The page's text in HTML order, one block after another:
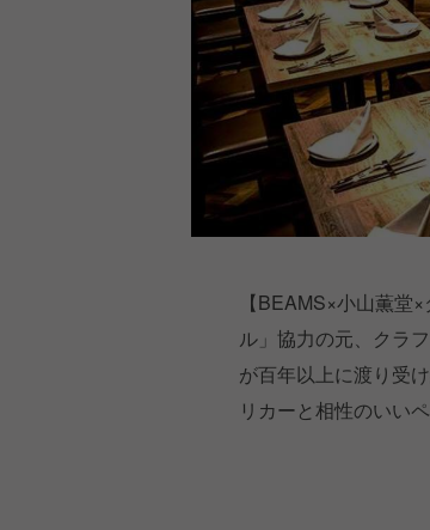
【BEAMS×小山薫堂
ル」協力の元、クラ
が百年以上に渡り受
リカーと相性のいい